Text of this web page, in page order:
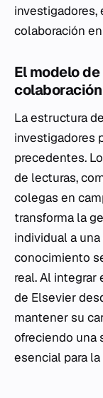
colaboración
El modelo
colaboración
La estructura
investigadores
precedentes.
de lecturas,
colegas en
transforma la
individual a
conocimiento
real. Al integrar
de Elsevier
mantener su
ofreciendo una
esencial para